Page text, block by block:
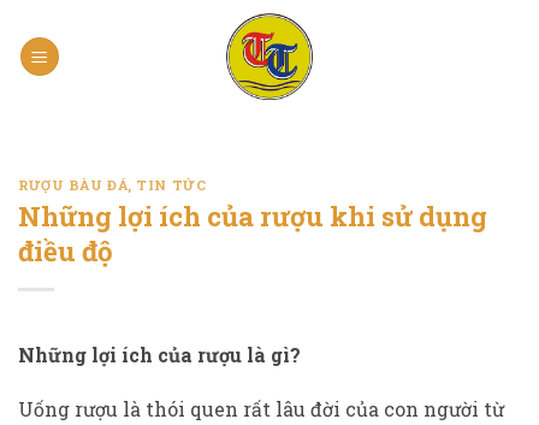
content
RƯỢU BÀU ĐÁ, TIN TỨC
Những lợi ích của rượu khi sử dụng
điều độ
Những lợi ích của rượu là gì?
Uống rượu là thói quen rất lâu đời của con người từ